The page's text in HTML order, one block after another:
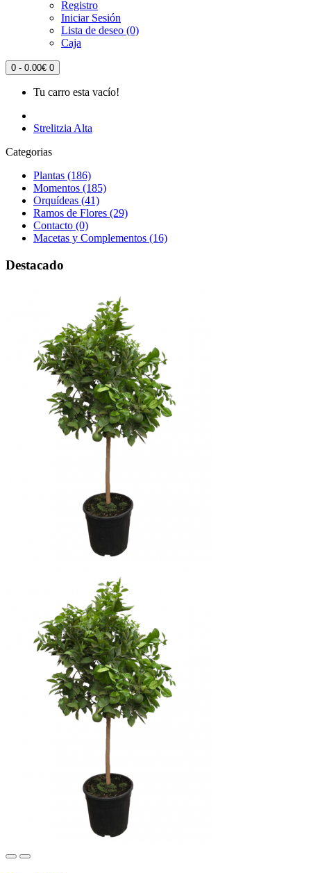
Registro
Iniciar Sesión
Lista de deseo (0)
Caja
0 - 0.00€ 0
Tu carro esta vacío!
Strelitzia Alta
Categorias
Plantas (186)
Momentos (185)
Orquídeas (41)
Ramos de Flores (29)
Contacto (0)
Macetas y Complementos (16)
Destacado